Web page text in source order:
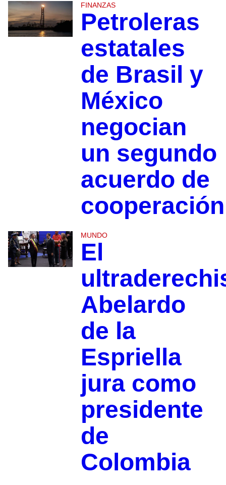
FINANZAS
Petroleras
estatales
de Brasil y
México
negocian
un segundo
acuerdo de
cooperación
MUNDO
El
Abelardo
de la
Espriella
jura como
presidente
de
Colombia